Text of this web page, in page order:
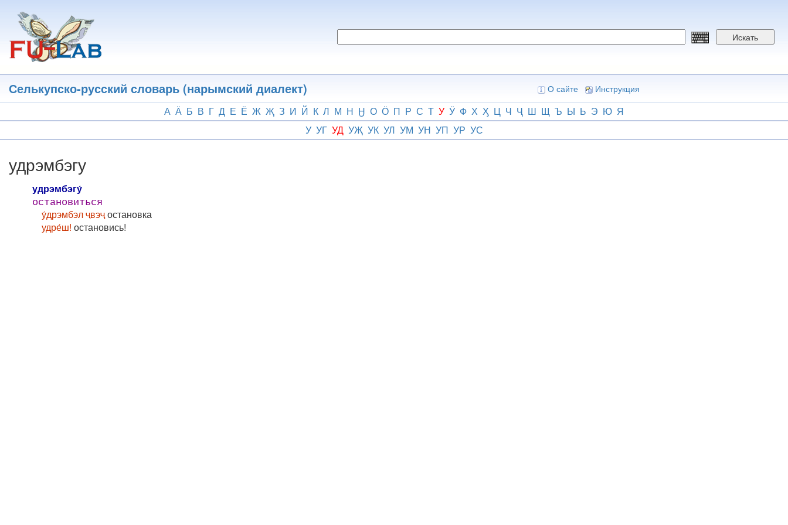
основному
содержанию
Искать
Селькупско-русский словарь (нарымский диалект) О сайте Инструкция
А Ӓ Б В Г Д Е Ё Ж Җ З И Й К Л М Н Ӈ О Ӧ П Р С Т У Ӱ Ф Х Ӽ Ц Ч Ҷ Ш Щ Ъ Ы Ь Э Ю Я
У УГ УД УҖ УК УЛ УМ УН УП УР УС
удрэмбэгу
удрэмбэгу́
остановиться
у́дрэмбэл ҷвэҷостановка
удре́ш! остановись!